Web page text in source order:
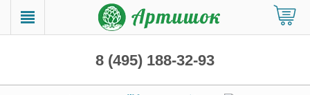
8 (495) 188-32-93